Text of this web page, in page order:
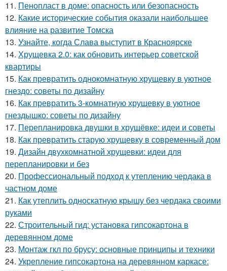
11. Пенопласт в доме: опасность или безопасность
12. Какие исторические события оказали наибольшее
влияние на развитие Томска
13. Узнайте, когда Слава выступит в Красноярске
14. Хрущевка 2.0: как обновить интерьер советской
квартиры
15. Как превратить однокомнатную хрущевку в уютное
гнездо: советы по дизайну
16. Как превратить 3-комнатную хрущевку в уютное
гнездышко: советы по дизайну
17. Перепланировка двушки в хрущёвке: идеи и советы
18. Как превратить старую хрущевку в современный дом
19. Дизайн двухкомнатной хрущевки: идеи для
перепланировки и без
20. Профессиональный подход к утеплению чердака в
частном доме
21. Как утеплить односкатную крышу без чердака своими
руками
22. Строительный гид: установка гипсокартона в
деревянном доме
23. Монтаж гкл по брусу: основные принципы и техники
24. Укрепление гипсокартона на деревянном каркасе: